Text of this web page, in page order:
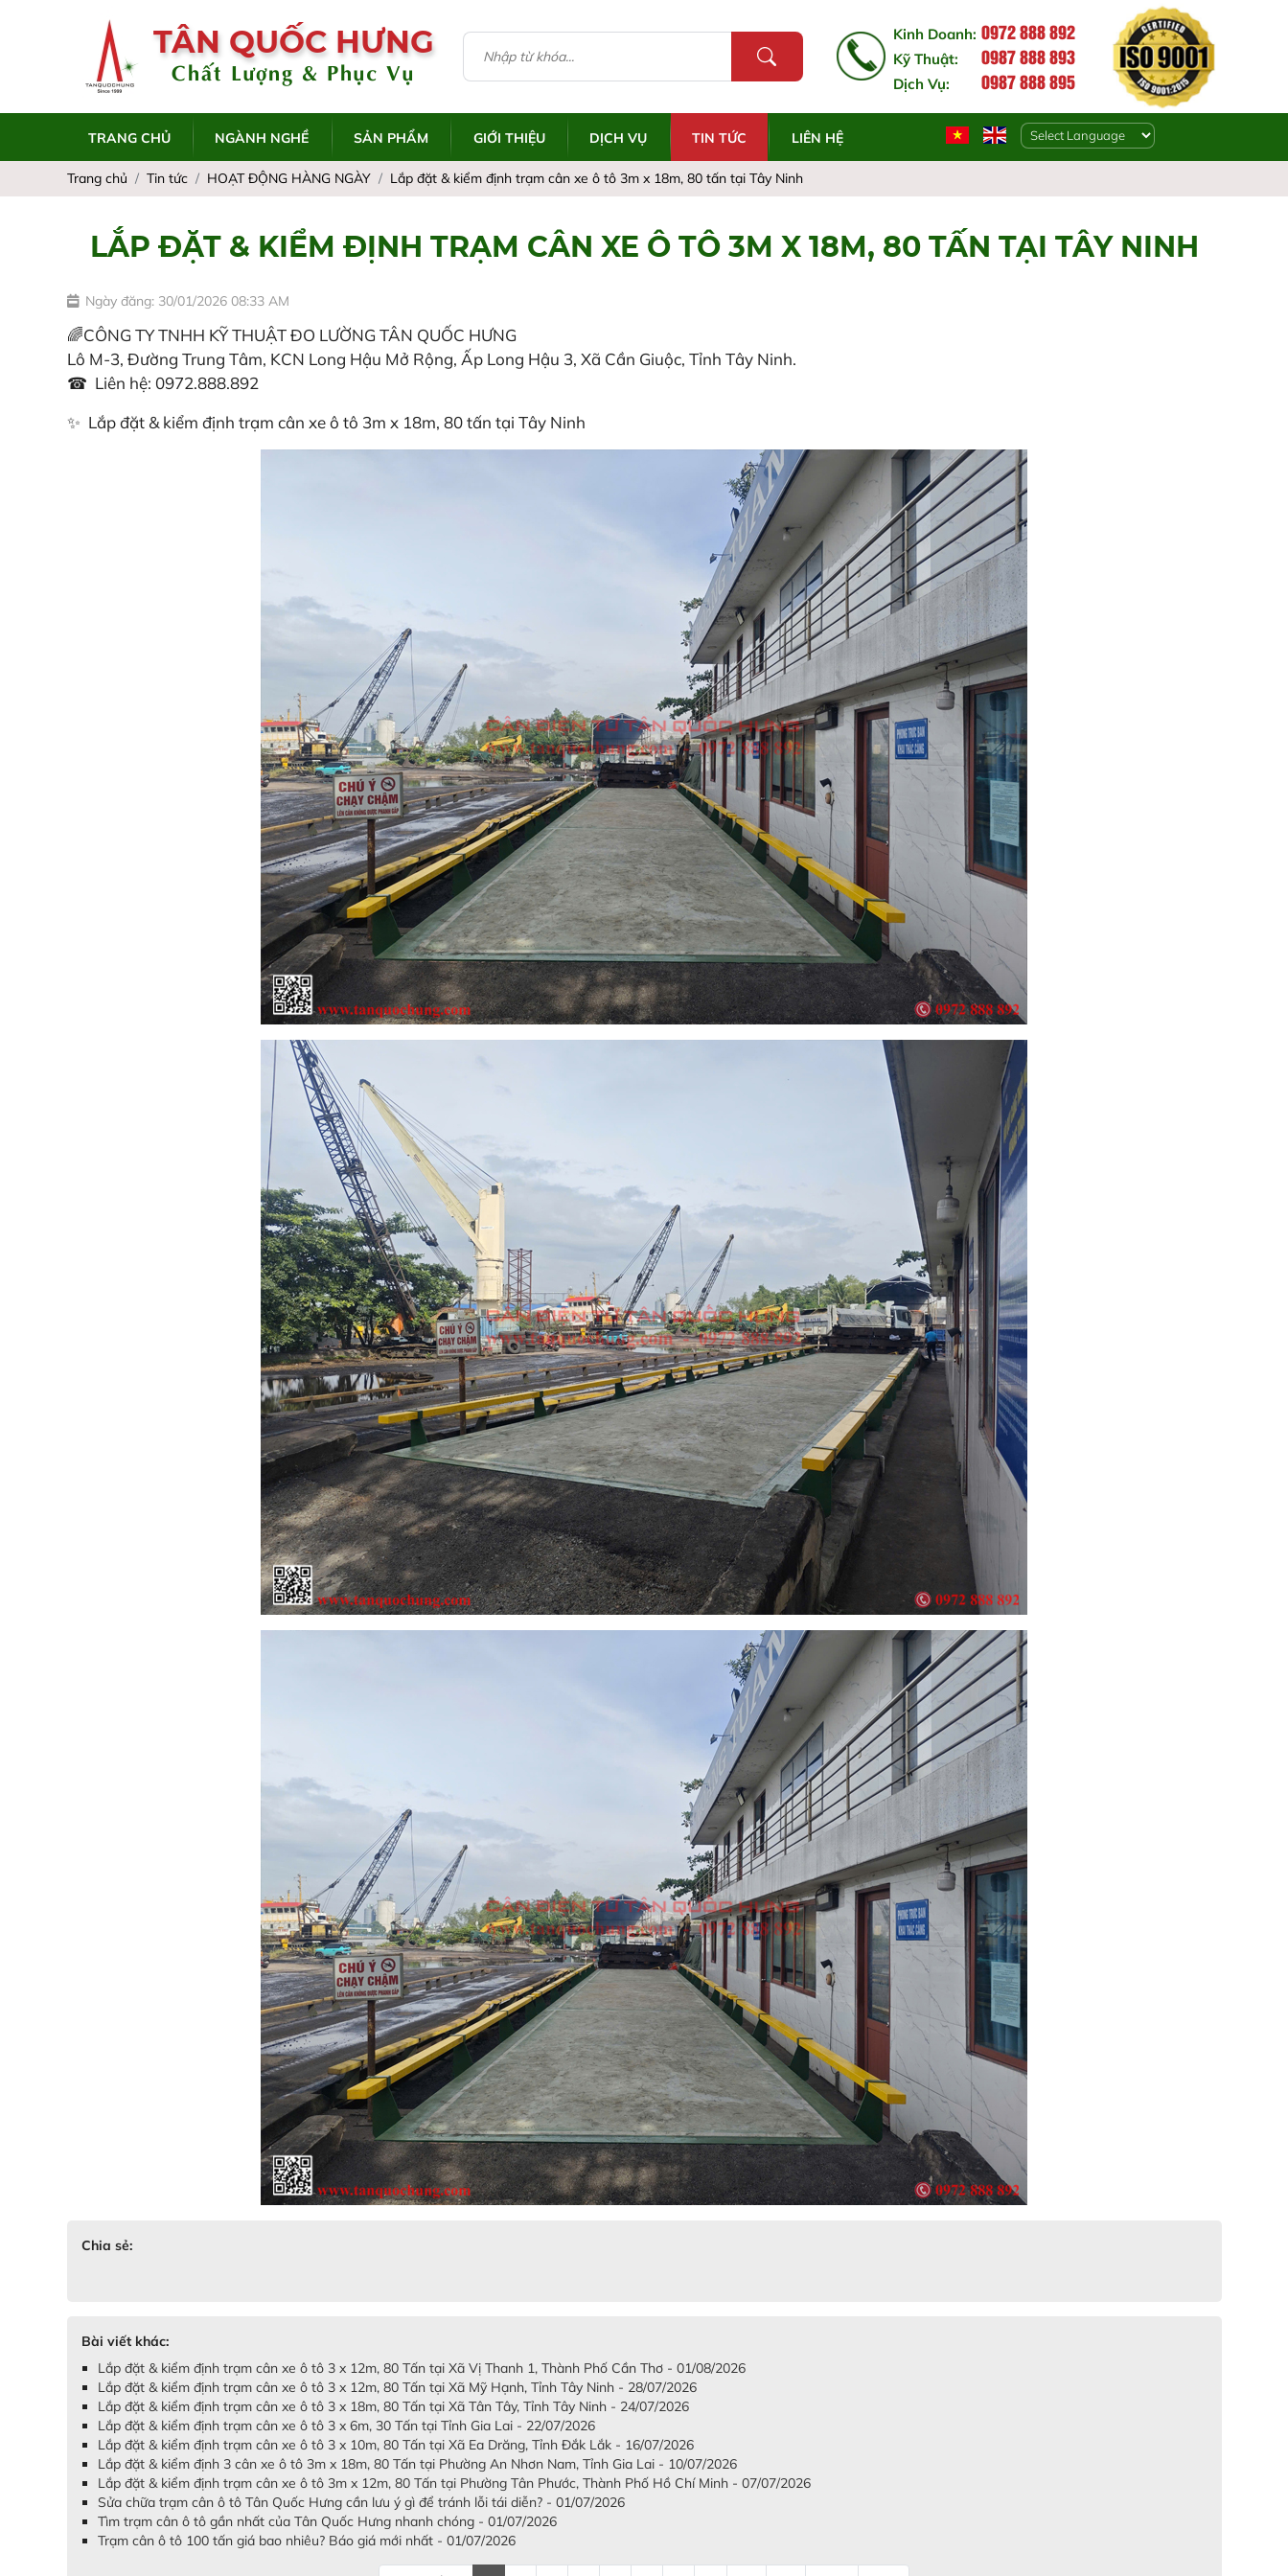
TÂN QUỐC HƯNG
Chất Lượng & Phục Vụ
Kinh Doanh: 0972 888 892
Kỹ Thuật: 0987 888 893
Dịch Vụ: 0987 888 895
TRANG CHỦ NGÀNH NGHỀ SẢN PHẨM GIỚI THIỆU DỊCH VỤ TIN TỨC
LIÊN HỆ
Powered by
Trang chủ
Tin tức HOẠT ĐỘNG HÀNG NGÀY Lắp đặt & kiểm định trạm cân xe ô tô 3m x 18m, 80 tấn tại Tây Ninh
LẮP ĐẶT & KIỂM ĐỊNH TRẠM CÂN XE Ô TÔ 3M X 18M, 80 TẤN TẠI TÂY NINH
Ngày đăng: 30/01/2026 08:33 AM
🌈CÔNG TY TNHH KỸ THUẬT ĐO LƯỜNG TÂN QUỐC HƯNG
Lô M-3, Đường Trung Tâm, KCN Long Hậu Mở Rộng, Ấp Long Hậu 3, Xã Cần Giuộc, Tỉnh Tây Ninh.
☎ Liên hệ: 0972.888.892
✨ Lắp đặt & kiểm định trạm cân xe ô tô 3m x 18m, 80 tấn tại Tây Ninh
Chia sẻ:
Bài viết khác:
Lắp đặt & kiểm định trạm cân xe ô tô 3 x 12m, 80 Tấn tại Xã Vị Thanh 1, Thành Phố Cần Thơ - 01/08/2026
Lắp đặt & kiểm định trạm cân xe ô tô 3 x 12m, 80 Tấn tại Xã Mỹ Hạnh, Tỉnh Tây Ninh - 28/07/2026
Lắp đặt & kiểm định trạm cân xe ô tô 3 x 18m, 80 Tấn tại Xã Tân Tây, Tỉnh Tây Ninh - 24/07/2026
Lắp đặt & kiểm định trạm cân xe ô tô 3 x 6m, 30 Tấn tại Tỉnh Gia Lai - 22/07/2026
Lắp đặt & kiểm định trạm cân xe ô tô 3 x 10m, 80 Tấn tại Xã Ea Drăng, Tỉnh Đắk Lắk - 16/07/2026
Lắp đặt & kiểm định 3 cân xe ô tô 3m x 18m, 80 Tấn tại Phường An Nhơn Nam, Tỉnh Gia Lai - 10/07/2026
Lắp đặt & kiểm định trạm cân xe ô tô 3m x 12m, 80 Tấn tại Phường Tân Phước, Thành Phố Hồ Chí Minh - 07/07/2026
Sửa chữa trạm cân ô tô Tân Quốc Hưng cần lưu ý gì để tránh lỗi tái diễn? - 01/07/2026
Tìm trạm cân ô tô gần nhất của Tân Quốc Hưng nhanh chóng - 01/07/2026
Trạm cân ô tô 100 tấn giá bao nhiêu? Báo giá mới nhất - 01/07/2026